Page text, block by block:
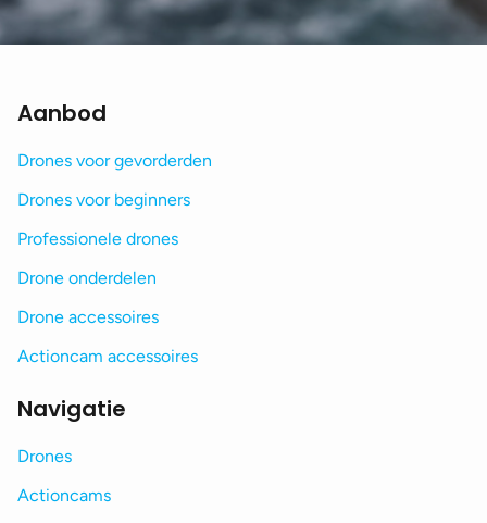
Aanbod
Drones voor gevorderden
Drones voor beginners
Professionele drones
Drone onderdelen
Drone accessoires
Actioncam accessoires
Navigatie
Drones
Actioncams